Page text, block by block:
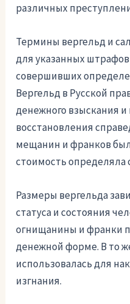
различных
Термины вергельд и
для указанных
совершивших
Вергельд в Русской
денежного взыскания
восстановления
мещанин и франков
стоимость определяла
Размеры вергельда
статуса и состояния
огнищанины и франки
денежной форме. В то
использовалась для
изгнания.